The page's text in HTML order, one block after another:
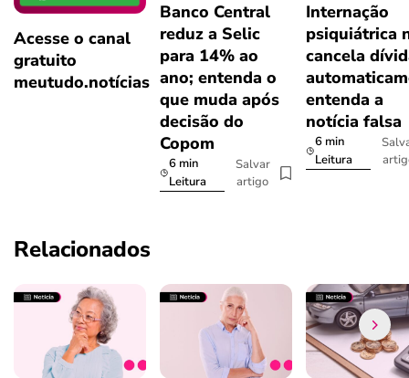
Acesse o canal
gratuito
meutudo.notícias
Banco Central
reduz a Selic
para 14% ao
ano; entenda o
que muda após
decisão do
Copom
6 min
Leitura
Salvar
artigo
Internação
psiquiátrica
cancela
entenda a
notícia falsa
6 min
Leitura
Relacionados